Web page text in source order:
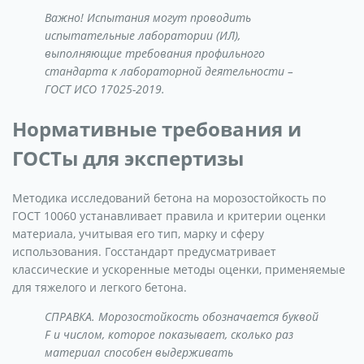
Важно! Испытания могут проводить
испытательные лаборатории (ИЛ),
выполняющие требования профильного
стандарта к лабораторной деятельности –
ГОСТ ИСО 17025-2019.
Нормативные требования и
ГОСТы для экспертизы
Методика исследований бетона на морозостойкость по
ГОСТ 10060 устанавливает правила и критерии оценки
материала, учитывая его тип, марку и сферу
использования. Госстандарт предусматривает
классические и ускоренные методы оценки, применяемые
для тяжелого и легкого бетона.
СПРАВКА. Морозостойкость обозначается буквой
F и числом, которое показывает, сколько раз
материал способен выдерживать